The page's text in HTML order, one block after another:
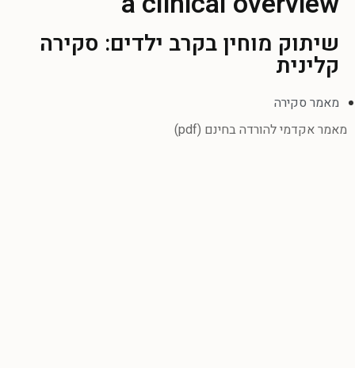
שיתוק מוחין בקרב ילדים: סקירה
קלינית
מאמר סקירה
מאמר אקדמי להורדה בחינם (pdf)